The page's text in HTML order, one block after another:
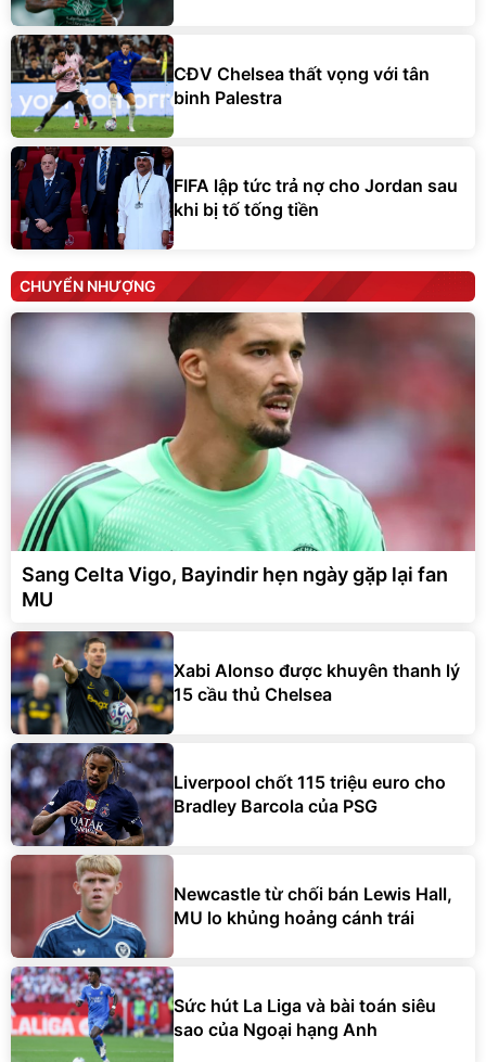
CĐV Chelsea thất vọng với tân
binh Palestra
FIFA lập tức trả nợ cho Jordan sau
khi bị tố tống tiền
CHUYỂN NHƯỢNG
Sang Celta Vigo, Bayindir hẹn ngày gặp lại fan
MU
Xabi Alonso được khuyên thanh lý
15 cầu thủ Chelsea
Liverpool chốt 115 triệu euro cho
Bradley Barcola của PSG
Newcastle từ chối bán Lewis Hall,
MU lo khủng hoảng cánh trái
Sức hút La Liga và bài toán siêu
sao của Ngoại hạng Anh